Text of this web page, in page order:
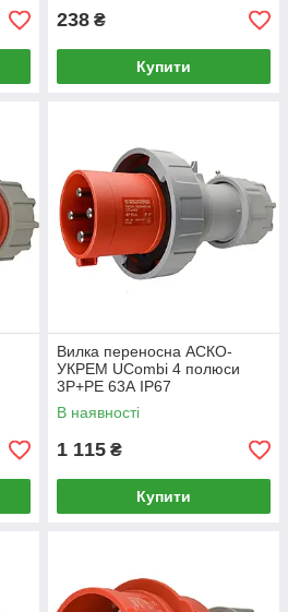
238 ₴
Купити
Вилка переносна АСКО-
УКРЕМ UCombi 4 полюси
3P+PE 63А IP67
(A0080010110)
В наявності
1 115 ₴
Купити